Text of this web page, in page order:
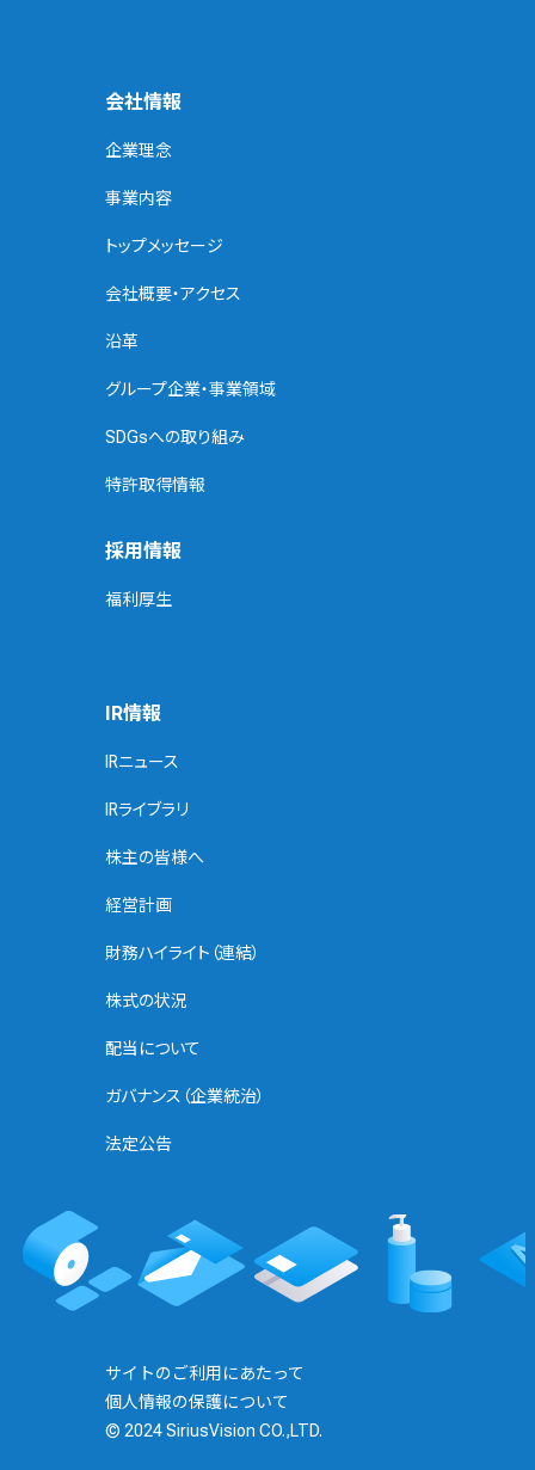
会社情報
企業理念
事業内容
トップメッセージ
会社概要・アクセス
沿革
グループ企業・事業領域
SDGsへの取り組み
特許取得情報
採用情報
福利厚生
IR情報
IRニュース
IRライブラリ
株主の皆様へ
経営計画
財務ハイライト（連結）
株式の状況
配当について
ガバナンス（企業統治）
法定公告
サイトのご利用にあたって
個人情報の保護について
© 2024 SiriusVision CO.,LTD.